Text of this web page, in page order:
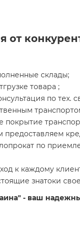
от
склады;
товара ;
по тех.
покрытие
по
к каждому
знатоки
- ваш